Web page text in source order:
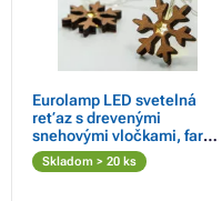
Eurolamp LED svetelná
reťaz s drevenými
snehovými vločkami, farba
teplá biela, 10 ks LED, 1 ks
Skladom > 20 ks